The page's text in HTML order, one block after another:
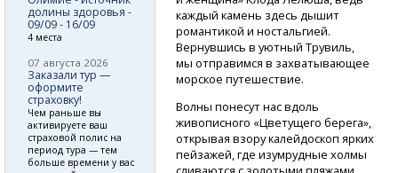
каждый камень здесь дышит
романтикой и ностальгией.
Вернувшись в уютный Трувиль,
мы отправимся в захватывающее
морское путешествие.
Волны понесут нас вдоль
живописного «Цветущего берега»,
открывая взору калейдоскоп ярких
пейзажей, где изумрудные холмы
долины здоровья -
09/09 - 16/09
4 места
07 августа 2026
Заказали тур —
оформите
страховку!
Чем раньше вы
активируете ваш
страховой полис на
период тура — тем
больше времени у вас